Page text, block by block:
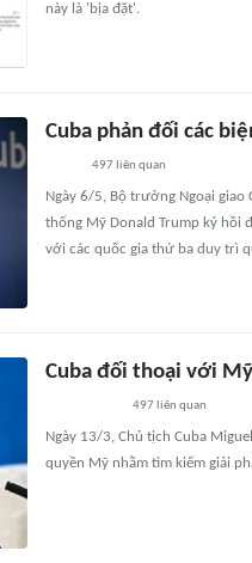
này là 'bịa đặt'.
Cuba phản đối các
497 liên quan
Ngày 6/5, Bộ trưởng Ngoại giao
thống Mỹ Donald Trump ký hồi
với các quốc gia thứ ba duy trì
Cuba đối thoại với
497liên quan
Ngày 13/3, Chủ tịch Cuba
quyền Mỹ nhằm tìm kiếm giải